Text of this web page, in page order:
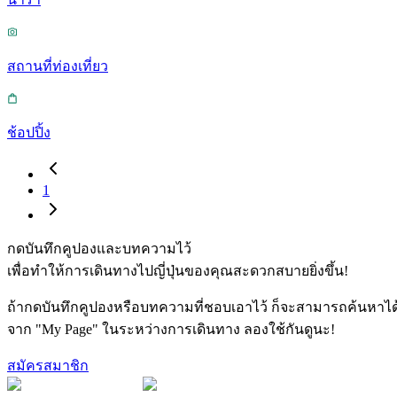
สถานที่ท่องเที่ยว
ช้อปปิ้ง
1
กดบันทึกคูปองและบทความไว้
เพื่อทำให้การเดินทางไปญี่ปุ่นของคุณสะดวกสบายยิ่งขึ้น!
ถ้ากดบันทึกคูปองหรือบทความที่ชอบเอาไว้ ก็จะสามารถค้นหาไ
จาก "My Page" ในระหว่างการเดินทาง ลองใช้กันดูนะ!
สมัครสมาชิก